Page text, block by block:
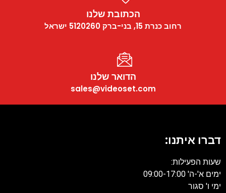
הכתובת שלנו
רחוב כנרת 15, בני-ברק 5120260 ישראל
הדואר שלנו
sales@videoset.com
דברו איתנו:
שעות הפעילות:
ימים א'-ה' 09:00-17:00
ימי ו' סגור